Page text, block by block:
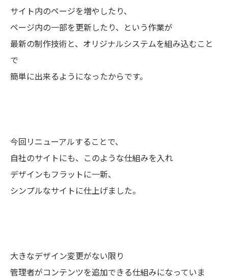
サイト内のページを増やしたり、
ページ内の一部を更新したり、という作業が
最新の制作技術と、オリジナルシステムを組み込むこと
で
簡単に出来るようになったからです。
今回リニューアルすることで、
自社のサイトにも、このような仕組みを入れ
デザインもフラットに一新、
シンプルなサイトに仕上げました。
大きなデザイン変更がない限り
管理者がコンテンツを追加できる仕組みになっていま